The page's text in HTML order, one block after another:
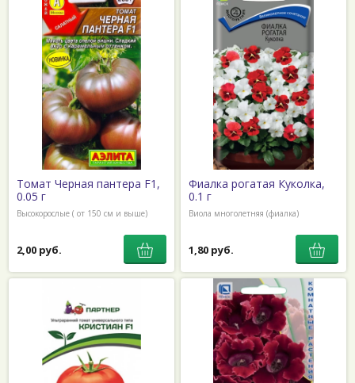
Томат Черная пантера F1,
0.05 г
Высокорослые ( от 150 см и выше)
2,00 руб.
Фиалка рогатая Куколка,
0.1 г
Виола многолетняя (фиалка)
1,80 руб.